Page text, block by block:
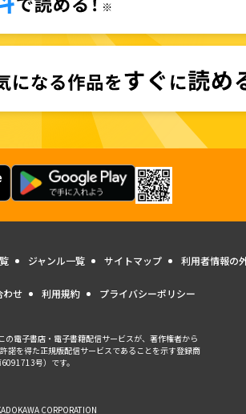
ジャンル一覧 サイトマップ 利用者情報の
わせ 利用規約 プライバシーポリシー
の電子書店・電子書籍配信サービスが、著作権者から
諾を得た正規版配信サービスであることを示す登録商
号）です。
CORPORATION